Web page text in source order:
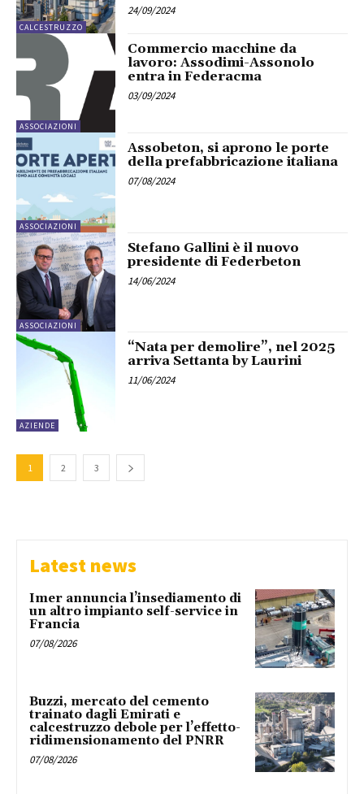
CALCESTRUZZO
24/09/2024
ASSOCIAZIONI
Commercio macchine da
lavoro: Assodimi-Assonolo
entra in Federacma
03/09/2024
ASSOCIAZIONI
Assobeton, si aprono le porte
della prefabbricazione italiana
07/08/2024
ASSOCIAZIONI
Stefano Gallini è il nuovo
presidente di Federbeton
14/06/2024
AZIENDE
“Nata per demolire”, nel 2025
arriva Settanta by Laurini
11/06/2024
1 2 3
Latest news
Imer annuncia l’insediamento di
un altro impianto self-service in
Francia
07/08/2026
Buzzi, mercato del cemento
trainato dagli Emirati e
calcestruzzo debole per l’effetto-
ridimensionamento del PNRR
07/08/2026